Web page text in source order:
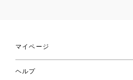
マイページ
ロイヤリティプログラム
ヘルプ